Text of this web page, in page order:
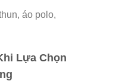
áo polo,
Lựa Chọn